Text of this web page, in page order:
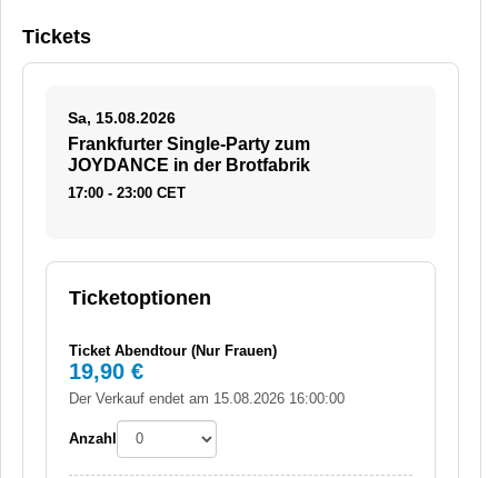
Tickets
Sa, 15.08.2026
Frankfurter Single-Party zum
JOYDANCE in der Brotfabrik
17:00 - 23:00 CET
Ticketoptionen
Ticket Abendtour (Nur Frauen)
19,90 €
Der Verkauf endet am 15.08.2026 16:00:00
Anzahl